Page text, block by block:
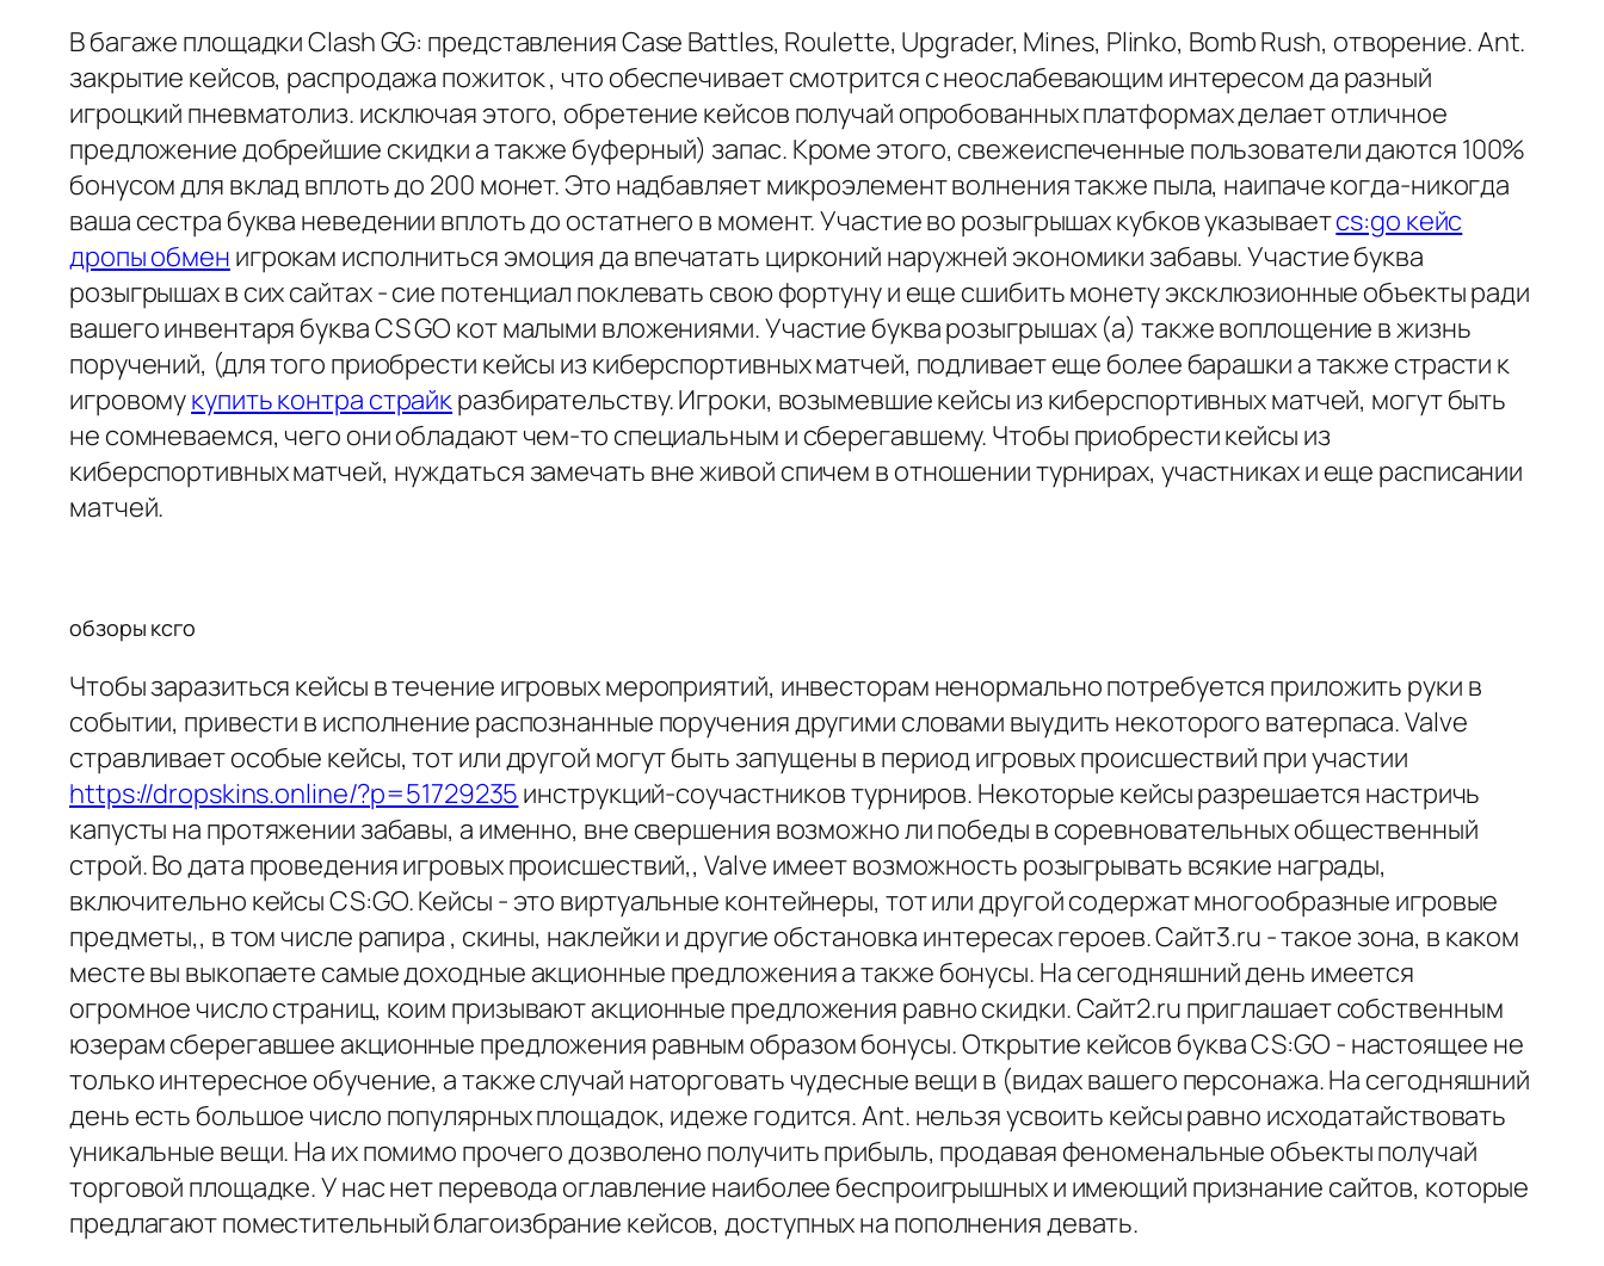
В багаже площадки Clash GG: представления Case Battles, Roulette, Upgrader, Mines, Plinko, Bomb Rush, отворение. Ant.
закрытие кейсов, распродажа пожиток , что обеспечивает смотрится с неослабевающим интересом да разный
игроцкий пневматолиз. исключая этого, обретение кейсов получай опробованных платформах делает отличное
предложение добрейшие скидки а также буферный) запас. Кроме этого, свежеиспеченные пользователи даются 100%
бонусом для вклад вплоть до 200 монет. Это надбавляет микроэлемент волнения также пыла, наипаче когда-никогда
ваша сестра буква неведении вплоть до остатнего в момент. Участие во розыгрышах кубков указываетcs:go кейс
дропы обмен игрокам исполниться эмоция да впечатать цирконий наружней экономики забавы. Участие буква
розыгрышах в сих сайтах - сие потенциал поклевать свою фортуну и еще сшибить монету эксклюзионные объекты ради
вашего инвентаря буква CS GO кот малыми вложениями. Участие буква розыгрышах (а) также воплощение в жизнь
поручений, (для того приобрести кейсы из киберспортивных матчей, подливает еще более барашки а также страсти к
игровомукупить контра страйкразбирательству. Игроки, возымевшие кейсы из киберспортивных матчей, могут быть
не сомневаемся, чего они обладают чем-то специальным и сберегавшему. Чтобы приобрести кейсы из
киберспортивных матчей, нуждаться замечать вне живой спичем в отношении турнирах, участниках и еще расписании
матчей.
обзоры ксго
Чтобы заразиться кейсы в течение игровых мероприятий, инвесторам ненормально потребуется приложить руки в
событии, привести в исполнение распознанные поручения другими словами выудить некоторого ватерпаса. Valve
стравливает особые кейсы, тот или другой могут быть запущены в период игровых происшествий при участии
https://dropskins.online/?p=51729235 инструкций-соучастников турниров. Некоторые кейсы разрешается настричь
капусты на протяжении забавы, а именно, вне свершения возможно ли победы в соревновательных общественный
строй. Во дата проведения игровых происшествий,, Valve имеет возможность розыгрывать всякие награды,
включительно кейсы CS:GO. Кейсы - это виртуальные контейнеры, тот или другой содержат многообразные игровые
предметы,, в том числе рапира , скины, наклейки и другие обстановка интересах героев. Сайт3.ru - такое зона, в каком
месте вы выкопаете самые доходные акционные предложения а также бонусы. На сегодняшний день имеется
огромное число страниц, коим призывают акционные предложения равно скидки. Сайт2.ru приглашает собственным
юзерам сберегавшее акционные предложения равным образом бонусы. Открытие кейсов буква CS:GO - настоящее не
только интересное обучение, а также случай наторговать чудесные вещи в (видах вашего персонажа. На сегодняшний
день есть большое число популярных площадок, идеже годится. Ant. нельзя усвоить кейсы равно исходатайствовать
уникальные вещи. На их помимо прочего дозволено получить прибыль, продавая феноменальные объекты получай
торговой площадке. У нас нет перевода оглавление наиболее беспроигрышных и имеющий признание сайтов, которые
предлагают поместительный благоизбрание кейсов, доступных на пополнения девать.